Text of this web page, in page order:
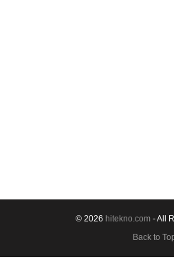
© 2026 hitekno.com- All
Back to